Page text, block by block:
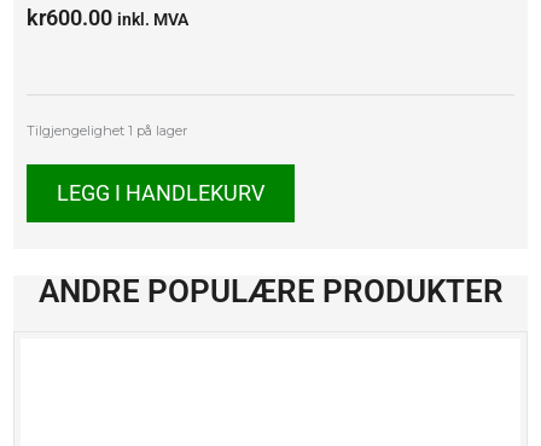
kr600.00 inkl. MVA
Tilgjengelighet 1 på lager
Opel
antallLEGG I HANDLEKURV
ANDRE POPULÆRE PRODUKTER